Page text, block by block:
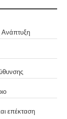
Ανάπτυξη
επέκταση